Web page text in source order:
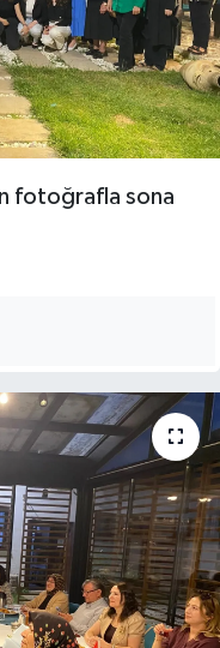
fotoğrafla sona